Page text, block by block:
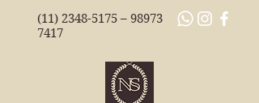
(11) 2348-5175 – 98973
7417